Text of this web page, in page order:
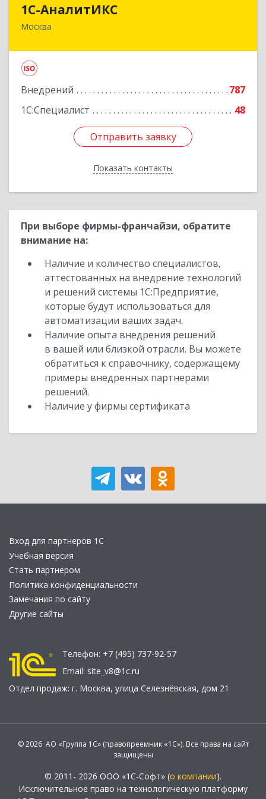
1С-АналитИКС
Москва
Внедрений
787
1С:Специалист
48
Отправить заявку
Показать контакты
125167, Москва г, Планетная улица ул, дом №
Отправить заявку
Назад
При выборе фирмы-франчайзи, обратите
внимание на:
Наличие и количество специалистов,
аттестованных на внедрение технологий
и решений системы 1С:Предприятие,
которые будут использоваться для
автоматизации ваших задач.
Наличие опыта внедрения решений
в вашей или близкой отрасли. Вы можете
обратиться к справочнику, содержащему
примеры внедренных партнерами
решений.
Наличие у фирмы сертификата
Вход для партнеров 1С
Учебная версия
Стать партнером
Политика конфиденциальности
Замечания по сайту
Другие сайты
Телефон: +7 (495) 737-92-57
Email: site_v8@1c.ru
Отдел продаж: г. Москва, улица Селезнёвская, дом 21
© 2026 АО «Группа 1С» (правопреемник «1С»). Все права на сайт
защищены
© 2011- 2026 ООО «1С-Софт» (о компании).
Исключительное право на технологическую платформу